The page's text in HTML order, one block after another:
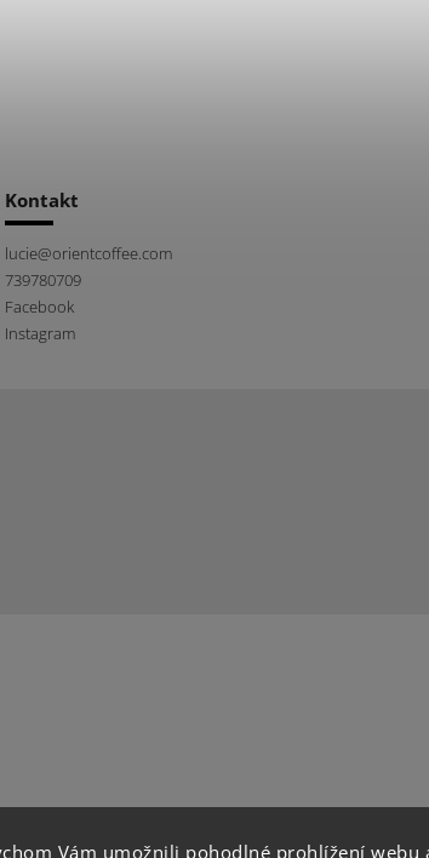
Vám umožnili pohodlné prohlížení webu
Kontakt
lucie@orientcoffee.com
739780709
Facebook
Instagram